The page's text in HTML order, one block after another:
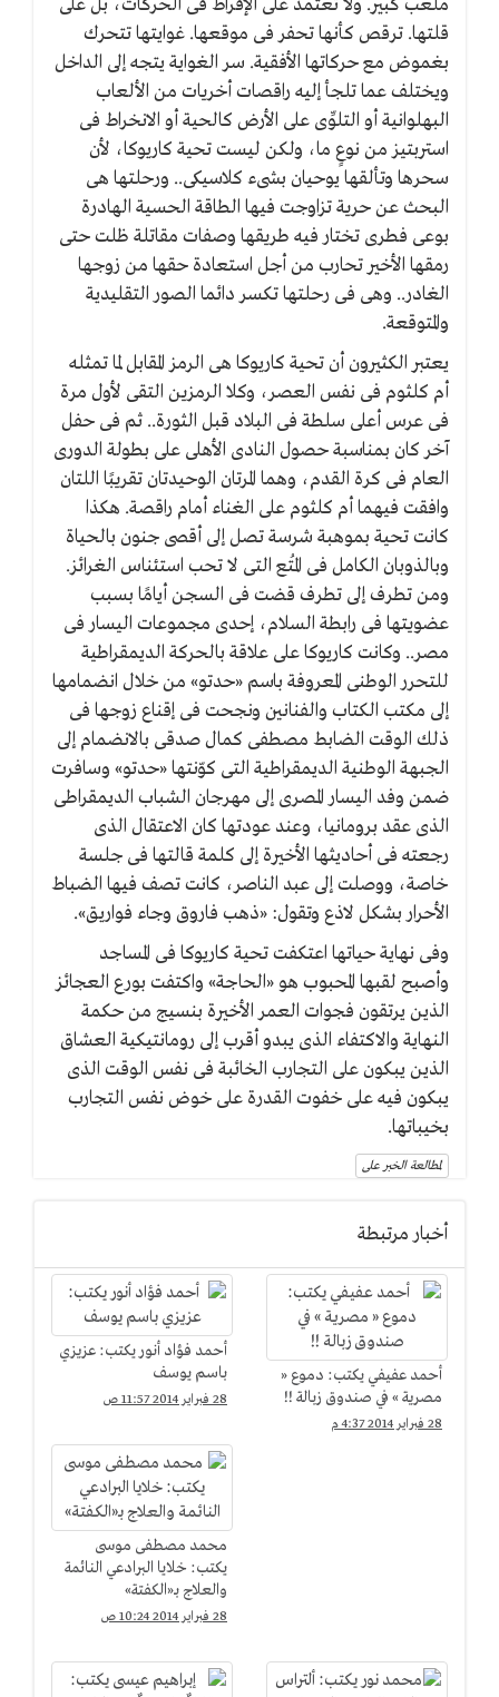
ملعب كبير. ولا تعتمد على الإفراط فى الحركات، بل على
قلتها. ترقص كأنها تحفر فى موقعها. غوايتها تتحرك
بغموض مع حركاتها الأفقية. سر الغواية يتجه إلى الداخل
ويختلف عما تلجأ إليه راقصات أخريات من الألعاب
البهلوانية أو التلوِّى على الأرض كالحية أو الانخراط فى
استربتيز من نوعٍ ما، ولكن ليست تحية كاريوكا، لأن
سحرها وتألقها يوحيان بشىء كلاسيكى.. ورحلتها هى
البحث عن حرية تزاوجت فيها الطاقة الحسية الهادرة
بوعى فطرى تختار فيه طريقها وصفات مقاتلة ظلت حتى
رمقها الأخير تحارب من أجل استعادة حقها من زوجها
الغادر.. وهى فى رحلتها تكسر دائما الصور التقليدية
والمتوقعة.
يعتبر الكثيرون أن تحية كاريوكا هى الرمز المقابل لما تمثله
أم كلثوم فى نفس العصر، وكلا الرمزين التقى لأول مرة
فى عرس أعلى سلطة فى البلاد قبل الثورة.. ثم فى حفل
آخر كان بمناسبة حصول النادى الأهلى على بطولة الدورى
العام فى كرة القدم، وهما المرتان الوحيدتان تقريبًا اللتان
وافقت فيهما أم كلثوم على الغناء أمام راقصة. هكذا
كانت تحية بموهبة شرسة تصل إلى أقصى جنون بالحياة
وبالذوبان الكامل فى المُتع التى لا تحب استئناس الغرائز.
ومن تطرف إلى تطرف قضت فى السجن أيامًا بسبب
عضويتها فى رابطة السلام، إحدى مجموعات اليسار فى
مصر.. وكانت كاريوكا على علاقة بالحركة الديمقراطية
للتحرر الوطنى المعروفة باسم «حدتو» من خلال انضمامها
إلى مكتب الكتاب والفنانين ونجحت فى إقناع زوجها فى
ذلك الوقت الضابط مصطفى كمال صدقى بالانضمام إلى
الجبهة الوطنية الديمقراطية التى كوّنتها «حدتو» وسافرت
ضمن وفد اليسار المصرى إلى مهرجان الشباب الديمقراطى
الذى عقد برومانيا، وعند عودتها كان الاعتقال الذى
رجعته فى أحاديثها الأخيرة إلى كلمة قالتها فى جلسة
خاصة، ووصلت إلى عبد الناصر، كانت تصف فيها الضباط
الأحرار بشكل لاذع وتقول: «ذهب فاروق وجاء فواريق».
وفى نهاية حياتها اعتكفت تحية كاريوكا فى المساجد
وأصبح لقبها المحبوب هو «الحاجة» واكتفت بورع العجائز
الذين يرتقون فجوات العمر الأخيرة بنسيج من حكمة
النهاية والاكتفاء الذى يبدو أقرب إلى رومانتيكية العشاق
الذين يبكون على التجارب الخائبة فى نفس الوقت الذى
يبكون فيه على خفوت القدرة على خوض نفس التجارب
بخيباتها.
لمطالعة الخبر على
أخبار مرتبطة
أحمد عفيفي يكتب: دموع «
مصرية » في صندوق زبالة !!
28 فبراير 2014 4:37 م
أحمد فؤاد أنور يكتب: عزيزي
باسم يوسف
28 فبراير 2014 11:57 ص
محمد مصطفى موسى
يكتب: خلايا البرادعي النائمة
والعلاج بـ«الكفتة»
28 فبراير 2014 10:24 ص